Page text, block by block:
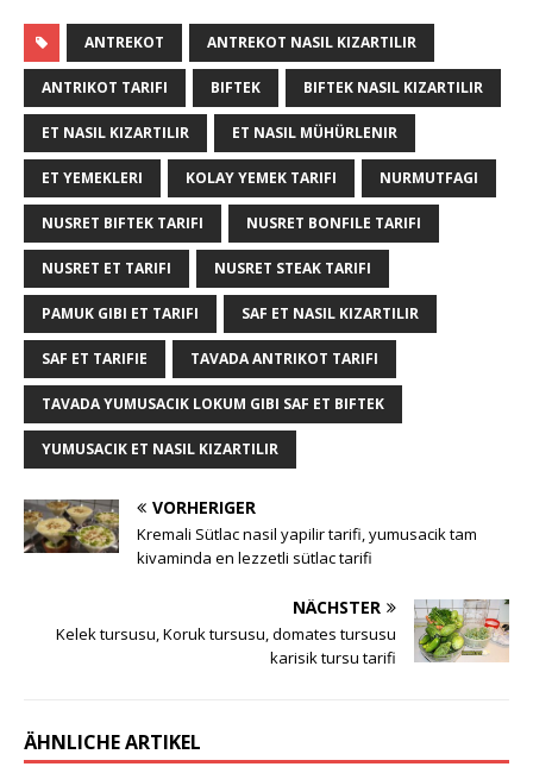
ANTREKOT ANTREKOT NASIL KIZARTILIR
ANTRIKOT TARIFI BIFTEK BIFTEK NASIL KIZARTILIR
ET NASIL KIZARTILIR ET NASIL MÜHÜRLENIR
ET YEMEKLERI KOLAY YEMEK TARIFI NURMUTFAGI
NUSRET BIFTEK TARIFI NUSRET BONFILE TARIFI
NUSRET ET TARIFI NUSRET STEAK TARIFI
PAMUK GIBI ET TARIFI SAF ET NASIL KIZARTILIR
SAF ET TARIFIE TAVADA ANTRIKOT TARIFI
TAVADA YUMUSACIK LOKUM GIBI SAF ET BIFTEK
YUMUSACIK ET NASIL KIZARTILIR
VORHERIGER
Kremali Sütlac nasil yapilir tarifi, yumusacik tam
kivaminda en lezzetli sütlac tarifi
NÄCHSTER
Kelek tursusu, Koruk tursusu, domates tursusu
karisik tursu tarifi
ÄHNLICHE ARTIKEL